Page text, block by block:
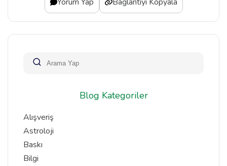
Yorum Yap Bağlantıyı Kopyala
Blog Kategoriler
Alışveriş
Astroloji
Baskı
Bilgi